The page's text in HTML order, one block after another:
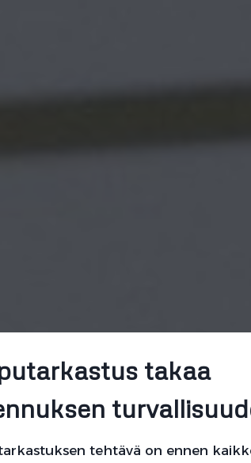
takaa
tehtävä on ennen